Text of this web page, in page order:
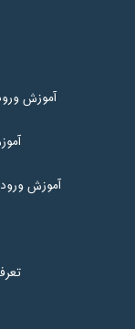
آموزش
آموزش ورود